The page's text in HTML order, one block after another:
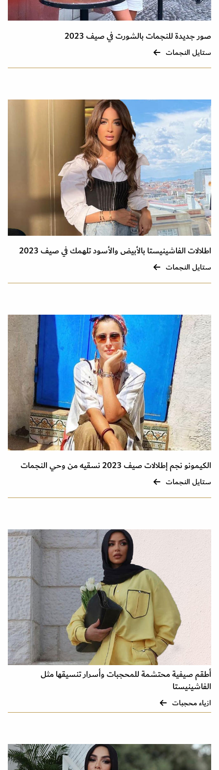
صور جديدة للنجمات بالشورت في صيف 2023
ستايل النجمات
اطلالات الفاشينيستا بالأبيض والأسود تلهمك في صيف 2023
ستايل النجمات
الكيمونو نجم إطلالات صيف 2023 نسقيه من وحي النجمات
ستايل النجمات
أطقم صيفية محتشمة للمحجبات وأسرار تنسيقها مثل
الفاشينيستا
ازياء محجبات